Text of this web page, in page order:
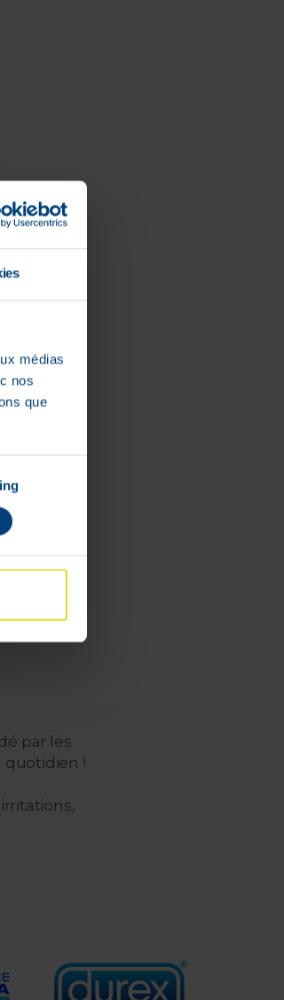
médias
nos
que
par les
quotidien !